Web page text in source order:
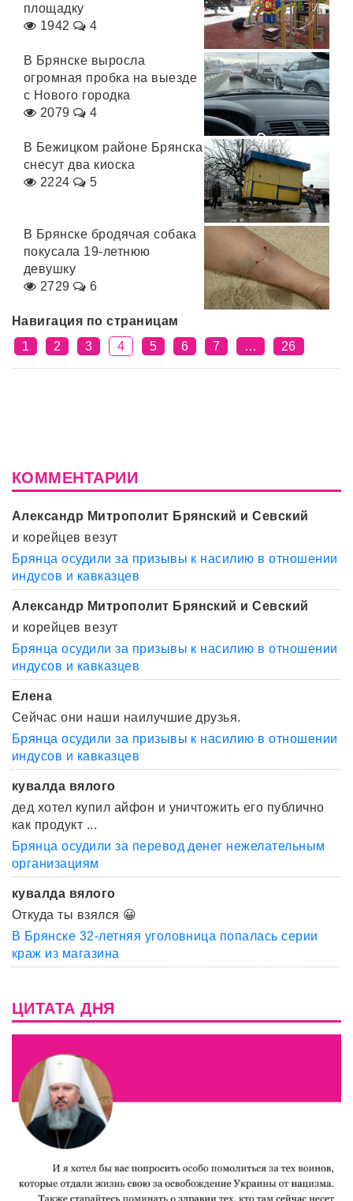
площадку
1942
4
В Брянске выросла
огромная пробка на выезде
с Нового городка
2079
4
В Бежицком районе Брянска
снесут два киоска
2224
5
В Брянске бродячая собака
покусала 19-летнюю
девушку
2729
6
Навигация по страницам
1
2 3 4 5 6 7 … 26
КОММЕНТАРИИ
Александр Митрополит Брянский и Севский
и корейцев везут
Брянца осудили за призывы к насилию в отношении
индусов и кавказцев
Александр Митрополит Брянский и Севский
и корейцев везут
Брянца осудили за призывы к насилию в отношении
индусов и кавказцев
Елена
Сейчас они наши наилучшие друзья.
Брянца осудили за призывы к насилию в отношении
индусов и кавказцев
кувалда вялого
дед хотел купил айфон и уничтожить его публично
как продукт ...
Брянца осудили за перевод денег нежелательным
организациям
кувалда вялого
Откуда ты взялся 😀
В Брянске 32-летняя уголовница попалась серии
краж из магазина
ЦИТАТА ДНЯ